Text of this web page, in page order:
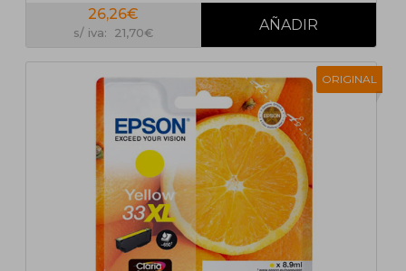
26,26€
s/ iva: 21,70€
ORIGINAL